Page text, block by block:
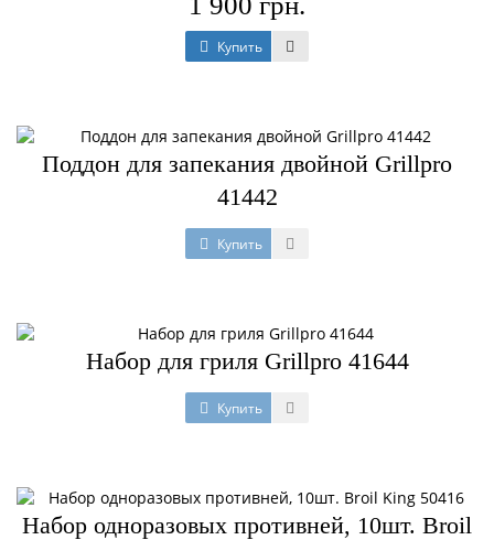
Купить
Поддон для запекания двойной Grillpro
41442
Купить
Набор для гриля Grillpro 41644
Купить
Набор одноразовых противней, 10шт. Broil